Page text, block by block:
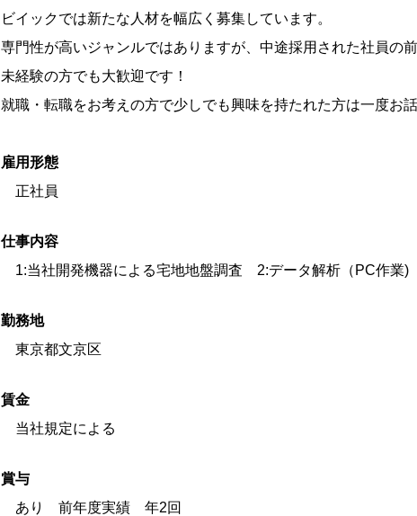
ビイックでは新たな人材を幅広く募集しています。
専門性が高いジャンルではありますが、中途採用された社員の
未経験の方でも大歓迎です！
就職・転職をお考えの方で少しでも興味を持たれた方は一度お
雇用形態
正社員
仕事内容
1:当社開発機器による宅地地盤調査 2:データ解析（PC作業
勤務地
東京都文京区
賃金
当社規定による
賞与
あり 前年度実績 年2回